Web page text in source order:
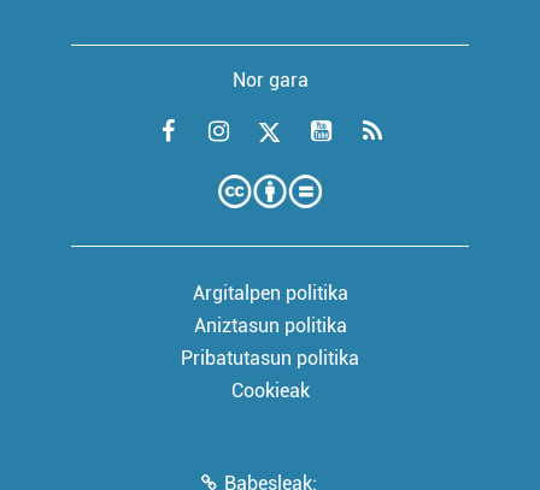
Nor gara
Argitalpen politika
Aniztasun politika
Pribatutasun politika
Cookieak
Babesleak: